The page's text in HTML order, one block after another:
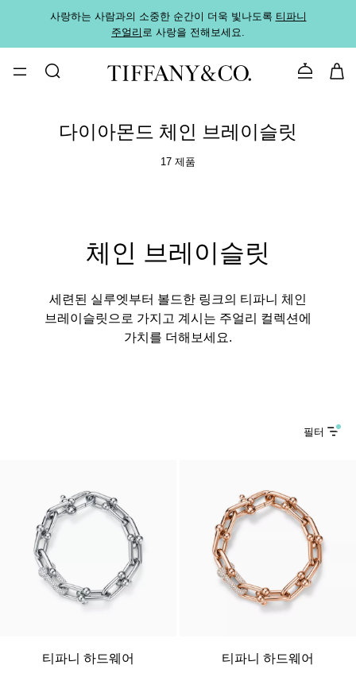
사랑하는 사람과의 소중한 순간이 더욱 빛나도록 티파니
주얼리로 사랑을 전해보세요.
문의하기
다이아몬드 체인 브레이슬릿
17 제품
체인 브레이슬릿
세련된 실루엣부터 볼드한 링크의 티파니 체인
브레이슬릿으로 가지고 계시는 주얼리 컬렉션에
가치를 더해보세요.
필터
3 소재
티파니 하드웨어 티파니 하드웨어